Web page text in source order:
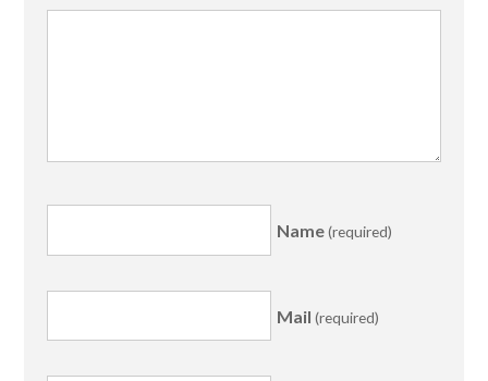
Name(required)
Mail (required)